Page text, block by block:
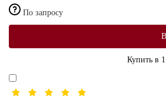
По запросу
Купить в